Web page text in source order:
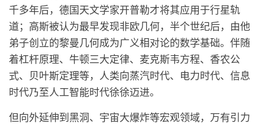
千多年后，德国天文学家开普勒才将其应用于行星轨
道；高斯被认为最早发现非欧几何，半个世纪后，由他
弟子创立的黎曼几何成为广义相对论的数学基础。伴随
着杠杆原理、牛顿三大定律、麦克斯韦方程、香农公
式、贝叶斯定理等，人类向蒸汽时代、电力时代、信息
时代乃至人工智能时代徐徐迈进。
但向外延伸到黑洞、宇宙大爆炸等宏观领域，万有引力